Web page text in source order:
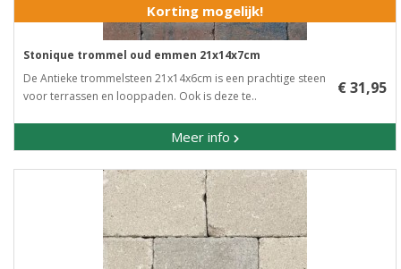
Korting mogelijk!
Stonique trommel oud emmen 21x14x7cm
De Antieke trommelsteen 21x14x6cm is een prachtige steen
voor terrassen en looppaden. Ook is deze te..
Meer info
€ 31,95